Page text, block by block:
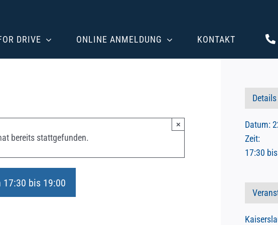
DRIVE ONLINE ANMELDUNG KONTAKT
bereits stattgefunden.
×
17:30 bis 19:00
Details
Datum:
Zeit:
17:30